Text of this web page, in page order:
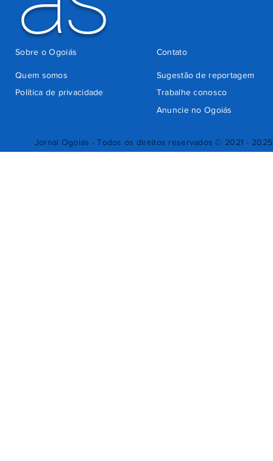
Jornal Ogoiás - Todos os direitos reservados © 2021 - 2025
Quem somos
Sugestão de reportagem
Trabalhe conosco
Política de privacidade
Anuncie no Ogoiás
Contato
Sobre o Ogoiás